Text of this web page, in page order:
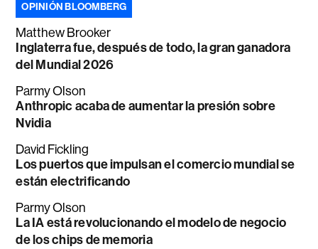
OPINIÓN BLOOMBERG
Matthew Brooker
Inglaterra fue, después de todo, la gran ganadora
del Mundial 2026
Parmy Olson
Anthropic acaba de aumentar la presión sobre
Nvidia
David Fickling
Los puertos que impulsan el comercio mundial se
están electrificando
Parmy Olson
La IA está revolucionando el modelo de negocio
de los chips de memoria